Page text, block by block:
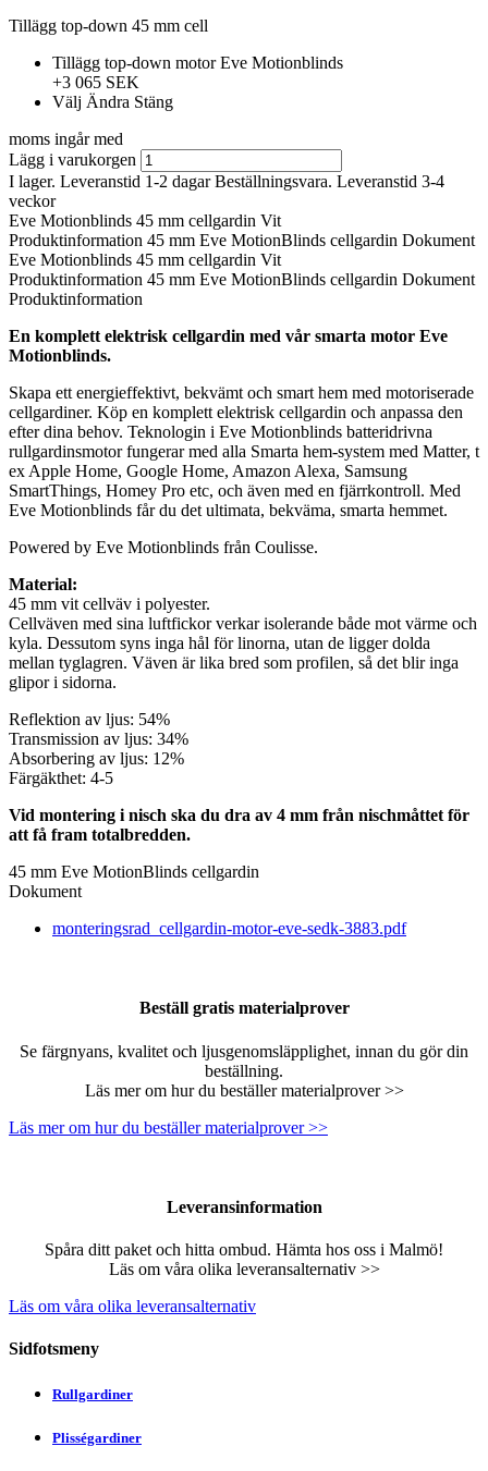
Tillägg top-down 45 mm cell
Tillägg top-down motor Eve Motionblinds
+3 065 SEK
Välj Ändra Stäng
moms ingår med
Lägg i varukorgen
I lager. Leveranstid 1-2 dagar Beställningsvara. Leveranstid 3-4
veckor
Eve Motionblinds 45 mm cellgardin Vit
Produktinformation 45 mm Eve MotionBlinds cellgardin Dokument
Eve Motionblinds 45 mm cellgardin Vit
Produktinformation 45 mm Eve MotionBlinds cellgardin Dokument
Produktinformation
En komplett elektrisk cellgardin med vår smarta motor Eve
Motionblinds.
Skapa ett energieffektivt, bekvämt och smart hem med motoriserade
cellgardiner. Köp en komplett elektrisk cellgardin och anpassa den
efter dina behov. Teknologin i Eve Motionblinds batteridrivna
rullgardinsmotor fungerar med alla Smarta hem-system med Matter, t
ex Apple Home, Google Home, Amazon Alexa, Samsung
SmartThings, Homey Pro etc, och även med en fjärrkontroll. Med
Eve Motionblinds får du det ultimata, bekväma, smarta hemmet.
Powered by Eve Motionblinds från Coulisse.
Material:
45 mm vit cellväv i polyester.
Cellväven med sina luftfickor verkar isolerande både mot värme och
kyla. Dessutom syns inga hål för linorna, utan de ligger dolda
mellan tyglagren. Väven är lika bred som profilen, så det blir inga
glipor i sidorna.
Reflektion av ljus: 54%
Transmission av ljus: 34%
Absorbering av ljus: 12%
Färgäkthet: 4-5
Vid montering i nisch ska du dra av 4 mm från nischmåttet för
att få fram totalbredden.
45 mm Eve MotionBlinds cellgardin
Dokument
monteringsrad_cellgardin-motor-eve-sedk-3883.pdf
Beställ gratis materialprover
Se färgnyans, kvalitet och ljusgenomsläpplighet, innan du gör din
beställning.
Läs mer om hur du beställer materialprover >>
Läs mer om hur du beställer materialprover >>
Leveransinformation
Spåra ditt paket och hitta ombud. Hämta hos oss i Malmö!
Läs om våra olika leveransalternativ >>
Läs om våra olika leveransalternativ
Sidfotsmeny
Rullgardiner
Plisségardiner